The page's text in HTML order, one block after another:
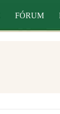
FÓRUM